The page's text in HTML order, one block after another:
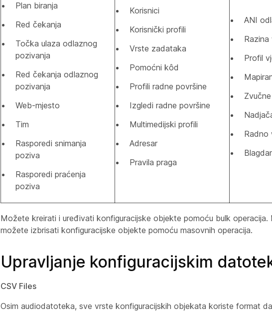
Plan biranja
Red čekanja
Točka ulaza odlaznog
pozivanja
Red čekanja odlaznog
pozivanja
Web-mjesto
Tim
Rasporedi snimanja
poziva
Rasporedi praćenja
poziva
Korisnici
Korisnički profili
Vrste zadataka
Pomoćni kôd
Profili radne površine
Izgledi radne površine
Multimedijski profili
Adresar
Pravila praga
ANI
Razina
Profil
Radno
Možete kreirati i uređivati konfiguracijske objekte pomoću bulk operacija.
možete izbrisati konfiguracijske objekte pomoću masovnih operacija.
Upravljanje konfiguracijskim
CSV Files
Osim audiodatoteka, sve vrste konfiguracijskih objekata koriste format